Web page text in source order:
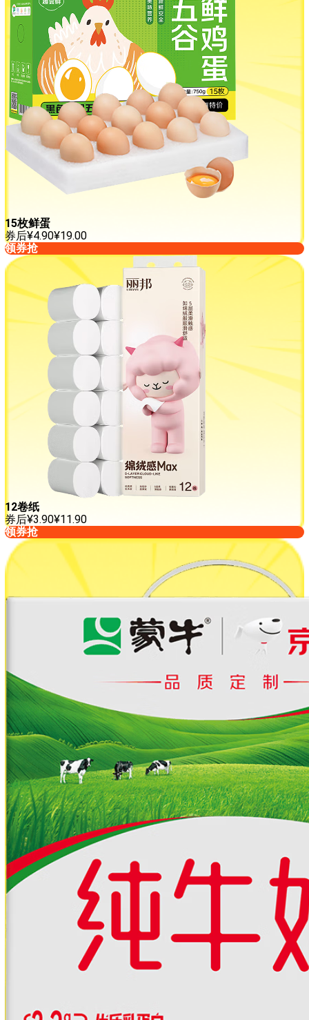
15枚鲜蛋
券后¥4.90¥19.00
领券抢
12卷纸
券后¥3.90¥11.90
领券抢